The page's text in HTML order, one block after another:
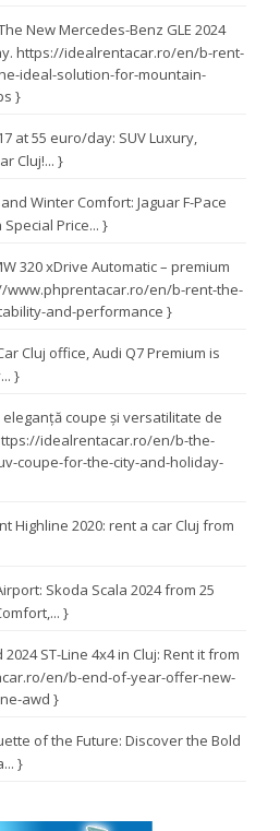
New Mercedes-Benz GLE 2024
https://idealrentacar.ro/en/b-rent-
ideal-solution-for-mountain-
}
at 55 euro/day: SUV Luxury,
Cluj!... }
Winter Comfort: Jaguar F-Pace
Special Price... }
320 xDrive Automatic – premium
www.phprentacar.ro/en/b-rent-the-
and-performance }
Cluj office, Audi Q7 Premium is
}
eleganță coupe și versatilitate de
idealrentacar.ro/en/b-the-
coupe-for-the-city-and-holiday-
Highline 2020: rent a car Cluj from
Skoda Scala 2024 from 25
}
ST-Line 4x4 in Cluj: Rent it from
en/b-end-of-year-offer-new-
awd }
of the Future: Discover the Bold
}